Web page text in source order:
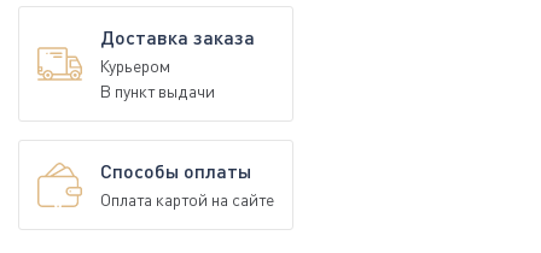
Доставка заказа
Курьером
В пункт выдачи
Способы оплаты
Оплата картой на сайте